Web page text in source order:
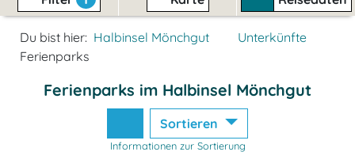
Du bist hier: Halbinsel Mönchgut
Unterkünfte
Ferienparks
Ferienparks im Halbinsel Mönchgut
Sortieren
Informationen zur Sortierung